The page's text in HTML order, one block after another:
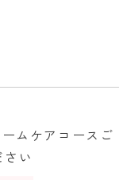
ムケアコースご
い